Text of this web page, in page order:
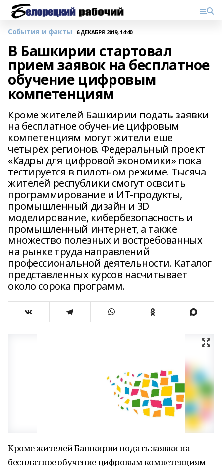
События и факты 6 ДЕКАБРЯ 2019, 14:40
В Башкирии стартовал
прием заявок на бесплатное
обучение цифровым
компетенциям
Кроме жителей Башкирии подать заявки
на бесплатное обучение цифровым
компетенциям могут жители еще
четырёх регионов. Федеральный проект
«Кадры для цифровой экономики» пока
тестируется в пилотном режиме. Тысяча
жителей республики смогут освоить
программирование и ИТ-продукты,
промышленный дизайн и 3D
моделирование, кибербезопасность и
промышленный интернет, а также
множество полезных и востребованных
на рынке труда направлений
профессиональной деятельности. Каталог
представленных курсов насчитывает
около сорока программ.
Кроме жителей Башкирии подать заявки на
бесплатное обучение цифровым компетенциям